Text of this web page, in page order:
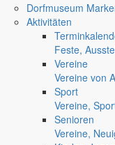
Dorfmuseum
Aktivitäten
Feste,
Vereine
Vereine von
Sport
Vereine,
Senioren
Vereine,